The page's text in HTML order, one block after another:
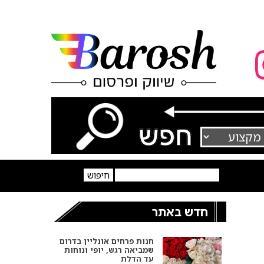
חדש באתר
חנות פרחים אונליין בדרום
שמביאה רגש, יופי ונוחות
עד הדלת